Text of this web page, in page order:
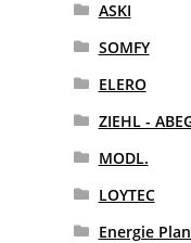
ASKI
SOMFY
ELERO
ZIEHL -
MODL.
LOYTEC
Energie